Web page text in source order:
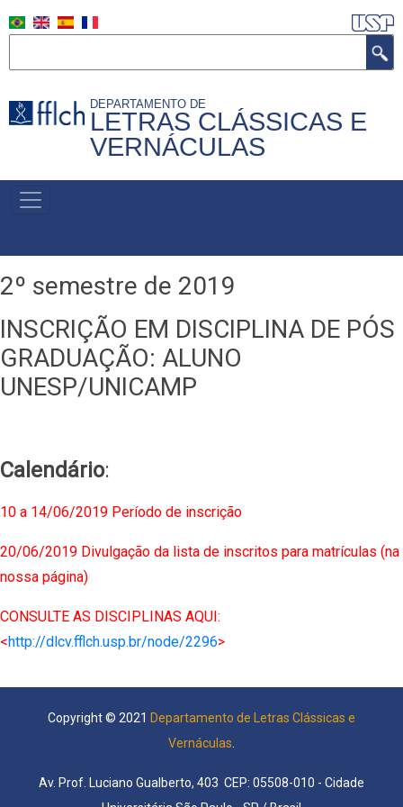
para
principal
DEPARTAMENTO DE
LETRAS CLÁSSICAS E
VERNÁCULAS
MENU
2º semestre de 2019
INSCRIÇÃO EM DISCIPLINA DE PÓS
GRADUAÇÃO: ALUNO
UNESP/UNICAMP
Calendário:
10 a 14/06/2019 Período de inscrição
20/06/2019 Divulgação da lista de inscritos para matrículas (na
nossa página)
CONSULTE AS DISCIPLINAS AQUI:
<http://dlcv.fflch.usp.br/node/2296>
Copyright © 2021 Departamento de Letras Clássicas e
Vernáculas
Av. Prof. Luciano Gualberto, 403 CEP: 05508-010 - Cidade